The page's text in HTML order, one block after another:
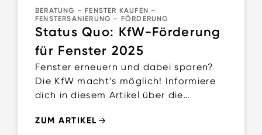
BERATUNG –FENSTER KAUFEN –
FENSTERSANIERUNG – FÖRDERUNG
Status Quo: KfW-Förderung
für Fenster 2025
Fenster erneuern und dabei sparen?
Die KfW macht’s möglich! Informiere
dich in diesem Artikel über die
ZUM ARTIKEL